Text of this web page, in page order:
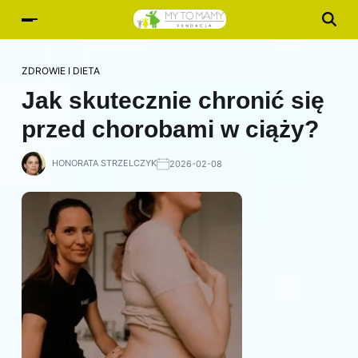
ZDROWIE I DIETA
Jak skutecznie chronić się
przed chorobami w ciąży?
HONORATA STRZELCZYK 2026-02-08